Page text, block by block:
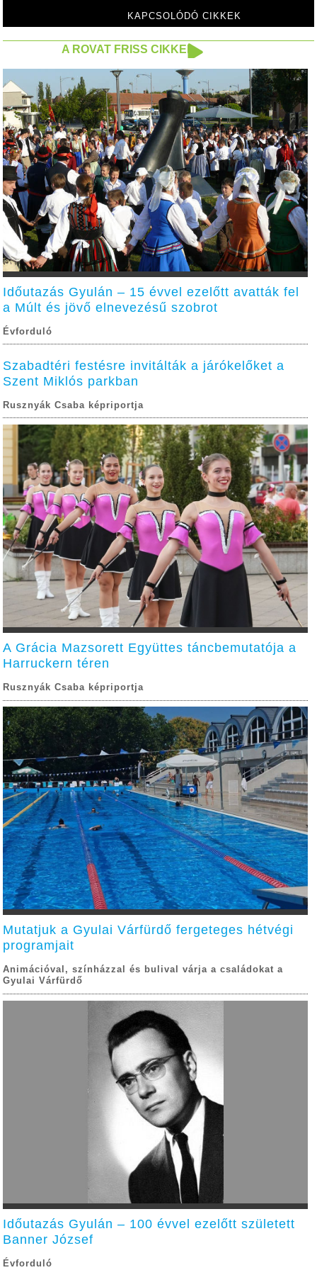
KAPCSOLÓDÓ CIKKEK
A ROVAT FRISS CIKKEI
Időutazás Gyulán – 15 évvel ezelőtt avatták fel
a Múlt és jövő elnevezésű szobrot
Évforduló
Szabadtéri festésre invitálták a járókelőket a
Szent Miklós parkban
Rusznyák Csaba képriportja
A Grácia Mazsorett Együttes táncbemutatója a
Harruckern téren
Rusznyák Csaba képriportja
Mutatjuk a Gyulai Várfürdő fergeteges hétvégi
programjait
Animációval, színházzal és bulival várja a családokat a
Gyulai Várfürdő
Időutazás Gyulán – 100 évvel ezelőtt született
Banner József
Évforduló